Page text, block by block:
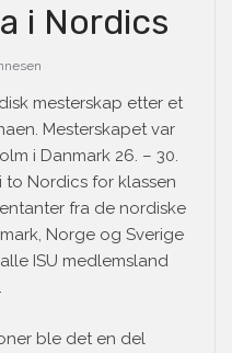
i Nordics
mesterskap etter et
Mesterskapet var
i Danmark 26. – 30.
to Nordics for klassen
fra de nordiske
Norge og Sverige
ISU medlemsland
ble det en del